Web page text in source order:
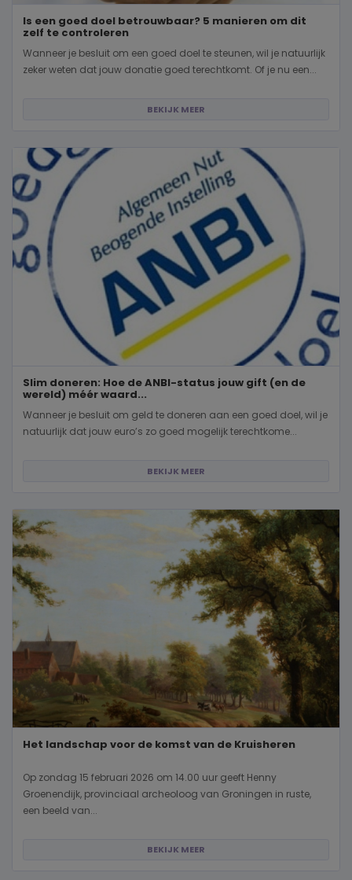
Is een goed doel betrouwbaar? 5 manieren om dit
zelf te controleren
Wanneer je besluit om een goed doel te steunen, wil je natuurlijk
zeker weten dat jouw donatie goed terechtkomt. Of je nu een...
BEKIJK MEER
Slim doneren: Hoe de ANBI-status jouw gift (en de
wereld) méér waard...
Wanneer je besluit om geld te doneren aan een goed doel, wil je
natuurlijk dat jouw euro’s zo goed mogelijk terechtkome...
BEKIJK MEER
Het landschap voor de komst van de Kruisheren
Op zondag 15 februari 2026 om 14.00 uur geeft Henny
Groenendijk, provinciaal archeoloog van Groningen in ruste,
een beeld van...
BEKIJK MEER